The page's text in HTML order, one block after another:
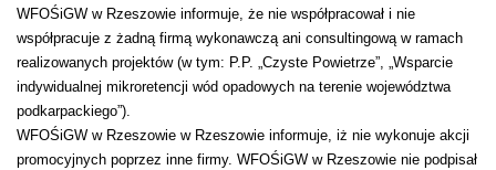
WFOŚiGW w Rzeszowie informuje, że nie współpracował i nie
współpracuje z żadną firmą wykonawczą ani consultingową w ramach
realizowanych projektów (w tym: P.P. „Czyste Powietrze”, „Wsparcie
indywidualnej mikroretencji wód opadowych na terenie województwa
podkarpackiego”).
WFOŚiGW w Rzeszowie w Rzeszowie informuje, iż nie wykonuje akcji
promocyjnych poprzez inne firmy. WFOŚiGW w Rzeszowie nie podpisał